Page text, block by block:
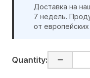
Доставка на
7 недель.
от
Quantity: